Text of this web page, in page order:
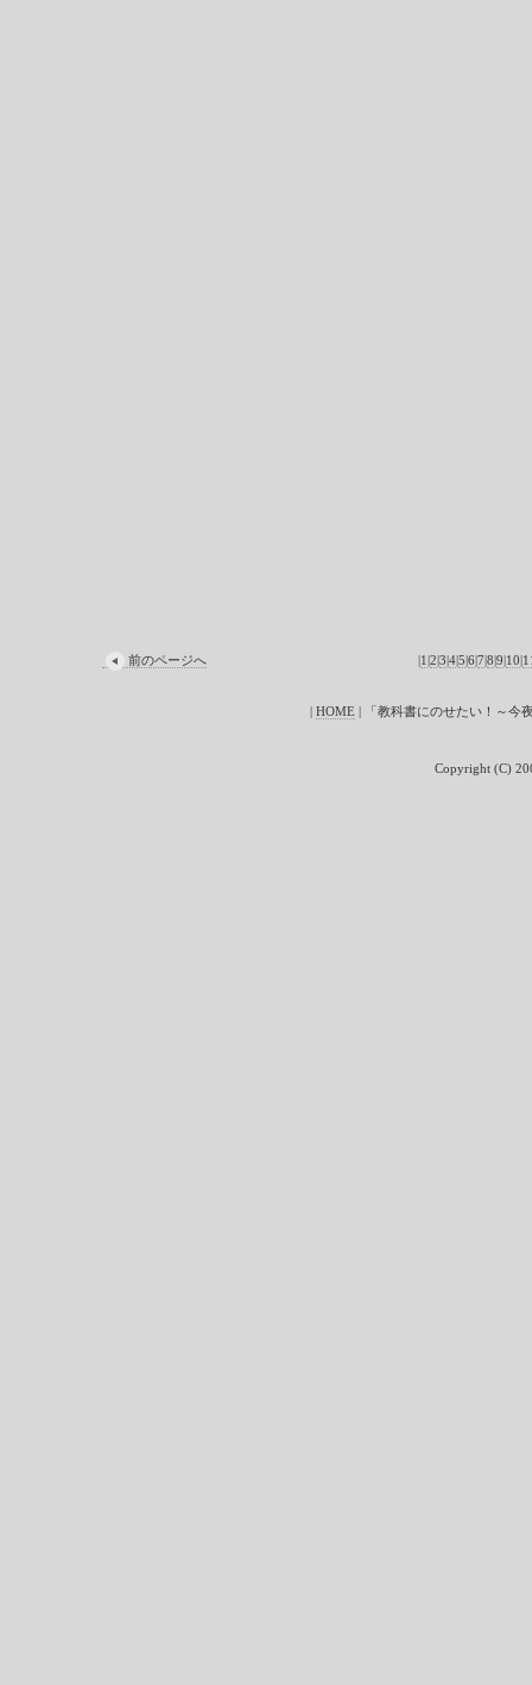
前のページへ |1|2|3|4|5|6|7|8|9|10|
| HOME | 「教科書にのせたい！～今
Copyright (C)